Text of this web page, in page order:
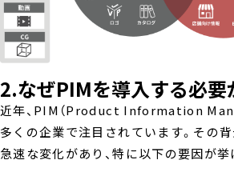
2.なぜPIMを導入する必要
近年、PIM（Product Information
多くの企業で注目されています。その
急速な変化があり、特に以下の要因が挙